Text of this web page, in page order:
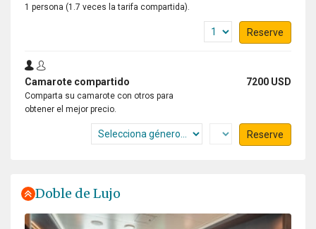
1 persona (1.7 veces la tarifa compartida).
Reserve
Camarote compartido 7200 USD
Comparta su camarote con otros para
obtener el mejor precio.
Reserve
Doble de Lujo